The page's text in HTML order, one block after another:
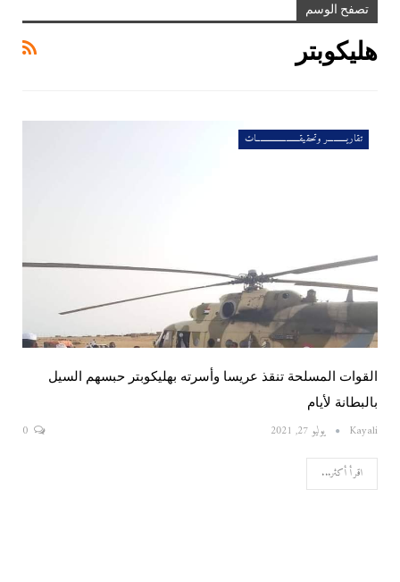
تصفح الوسم
هليكوبتر
تقاريــــــــــر وتحقيقـــــــــــــــــــــــات
القوات المسلحة تنقذ عريسا وأسرته بهليكوبتر حبسهم السيل
بالبطانة لأيام
Kayali يوليو 27, 2021
اقرأ أكثر...